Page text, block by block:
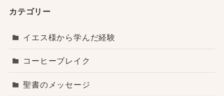
カテゴリー
イエス様から学んだ経験
コーヒーブレイク
聖書のメッセージ